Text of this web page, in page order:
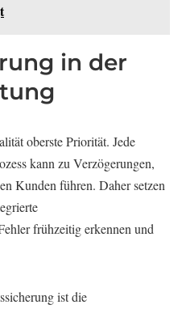
in der
oberste Priorität. Jede
kann zu Verzögerungen,
Kunden führen. Daher setzen
frühzeitig erkennen und
ist die